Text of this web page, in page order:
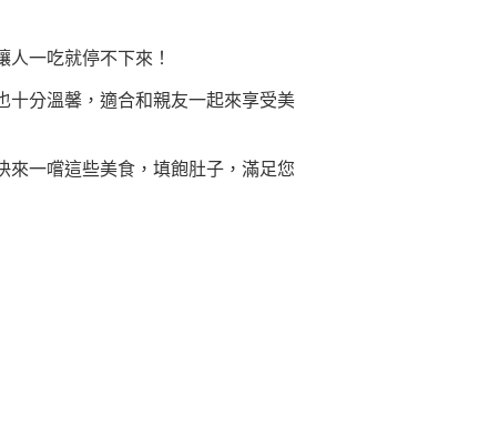
一吃就停不下來！
十分溫馨，適合和親友一起來享受美
來一嚐這些美食，填飽肚子，滿足您